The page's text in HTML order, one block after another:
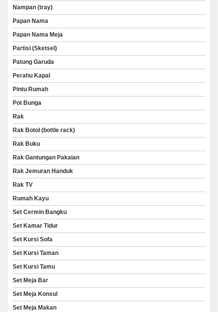
Nampan (tray)
Papan Nama
Papan Nama Meja
Partisi (Sketsel)
Patung Garuda
Perahu Kapal
Pintu Rumah
Pot Bunga
Rak
Rak Botol (bottle rack)
Rak Buku
Rak Gantungan Pakaian
Rak Jemuran Handuk
Rak TV
Rumah Kayu
Set Cermin Bangku
Set Kamar Tidur
Set Kursi Sofa
Set Kursi Taman
Set Kursi Tamu
Set Meja Bar
Set Meja Konsul
Set Meja Makan